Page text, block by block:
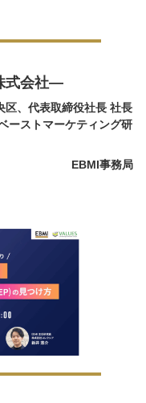
式会社―
区、代表取締役社長 社長
ーストマーケティング研
EBMI事務局